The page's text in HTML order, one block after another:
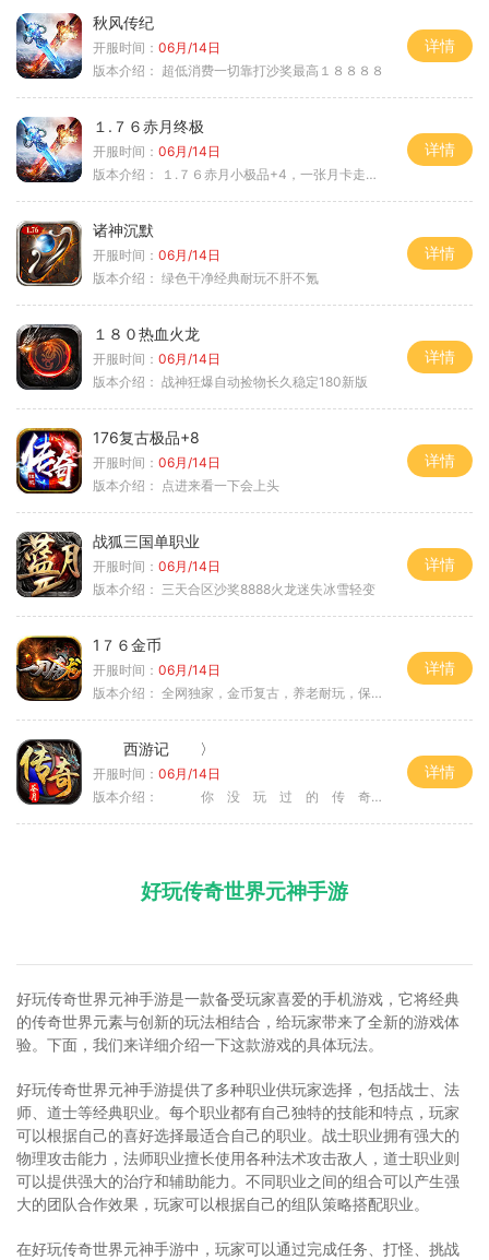
秋风传纪
开服时间： 06月/14日
版本介绍： 超低消费一切靠打沙奖最高１８８８８
详情
１.７６赤月终极
开服时间： 06月/14日
版本介绍：
１.７６赤月小极品+4，一张月卡走天涯b
详情
诸神沉默
开服时间： 06月/14日
版本介绍： 绿色干净经典耐玩不肝不氪
详情
１８０热血火龙
开服时间： 06月/14日
版本介绍： 战神狂爆自动捡物长久稳定180新版
详情
176复古极品+8
开服时间： 06月/14日
版本介绍： 点进来看一下会上头
详情
战狐三国单职业
开服时间： 06月/14日
版本介绍： 三天合区沙奖8888火龙迷失冰雪轻变
详情
1７６金币
开服时间： 06月/14日
版本介绍： 全网独家，金币复古，养老耐玩，保底回収
详情
西游记 〉
开服时间： 06月/14日
版本介绍：
你 没 玩 过 的 传 奇 〉
详情
好玩传奇世界元神手游
好玩传奇世界元神手游是一款备受玩家喜爱的手机游戏，它将经典
的传奇世界元素与创新的玩法相结合，给玩家带来了全新的游戏体
验。下面，我们来详细介绍一下这款游戏的具体玩法。
好玩传奇世界元神手游提供了多种职业供玩家选择，包括战士、法
师、道士等经典职业。每个职业都有自己独特的技能和特点，玩家
可以根据自己的喜好选择最适合自己的职业。战士职业拥有强大的
物理攻击能力，法师职业擅长使用各种法术攻击敌人，道士职业则
可以提供强大的治疗和辅助能力。不同职业之间的组合可以产生强
大的团队合作效果，玩家可以根据自己的组队策略搭配职业。
在好玩传奇世界元神手游中，玩家可以通过完成任务、打怪、挑战